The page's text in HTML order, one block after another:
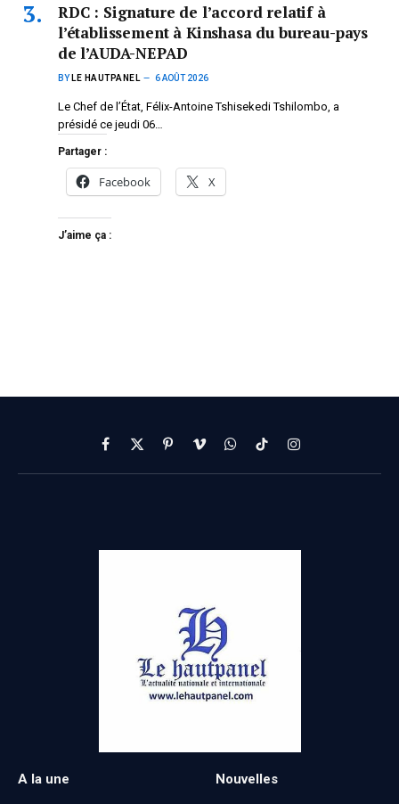
RDC : Signature de l’accord relatif à
l’établissement à Kinshasa du bureau-pays
de l’AUDA-NEPAD
BY LE HAUTPANEL 6 AOÛT 2026
Le Chef de l’État, Félix-Antoine Tshisekedi Tshilombo, a
présidé ce jeudi 06…
Partager :
Facebook X
J’aime ça :
Facebook
X
(Twitter)
PinterestVimeoWhatsApp
TikTokInstagram
A la une Nouvelles